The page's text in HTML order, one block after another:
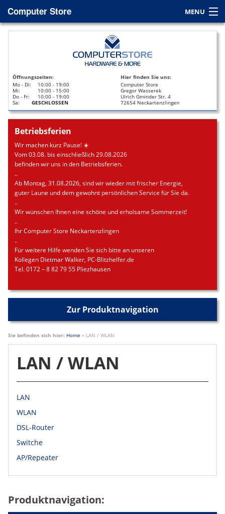
Computer Store MENU
Home
Leasing
Datenrettung
Öffnungszeiten:
Mo - Di:
10:00 - 19:00
Mi:
10:00 - 15:00
Do - Fr:
10:00 - 19:00
Sa:
GESCHLOSSEN
Hier finden Sie uns:
Computer Store
Gregor Wasserek
Ulrich Gminder Str. 4
72654 Neckartenzlingen
Betriebsferien
Wir machen kurz Pause! ☀️
Vom 03.08. bis einschließlich 29.08.2026
befinden wir uns in den Betriebsferien.
..
Ab Montag, 31.08.2026, sind wir wieder mit frischer Energie,
guter Laune und dem gewohnt persönlichen Service für Sie da.
..
Wir wünschen Ihnen eine schöne und erholsame Sommerzeit!
..
Ihr Computer Store Neckartenzlingen
..
Für weitere Hilfe wenden Sie sich bitte an unseren
Kollegen Dietmar Walker, PC-Blitzhelfer.de
Tel. 0172 – 8 82 79 55 Pliezhausen
Zur Produktnavigation
Sie befinden sich hier: Home » LAN / WLAN
LAN / WLAN
LAN
WLAN
DSL-Router
Switche
AP/Repeater
Produktnavigation: